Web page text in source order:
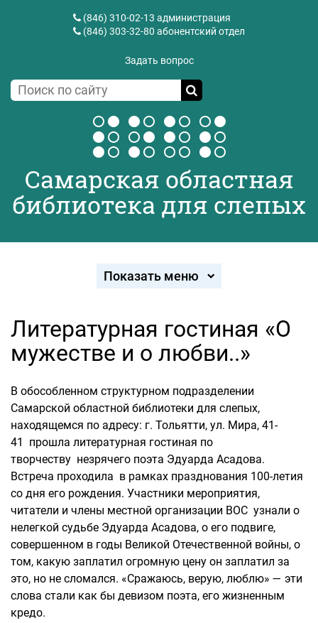
(846) 310-02-13 администрация
(846) 303-32-80 абонентский отдел
Задать вопрос
Самарская областная
библиотека для слепых
Показать меню
Литературная гостиная «О
мужестве и о любви..»
В обособленном структурном подразделении
Самарской областной библиотеки для слепых,
находящемся по адресу: г. Тольятти, ул. Мира, 41-
41 прошла литературная гостиная по
творчеству незрячего поэта Эдуарда Асадова.
Встреча проходила в рамках празднования 100-летия
со дня его рождения. Участники мероприятия,
читатели и члены местной организации ВОС узнали о
нелегкой судьбе Эдуарда Асадова, о его подвиге,
совершенном в годы Великой Отечественной войны, о
том, какую заплатил огромную цену он заплатил за
это, но не сломался. «Сражаюсь, верую, люблю» — эти
слова стали как бы девизом поэта, его жизненным
кредо.